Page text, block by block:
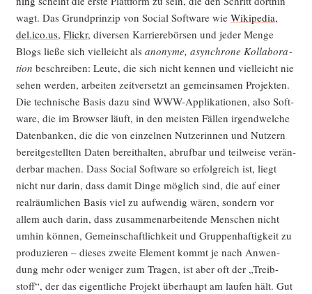
wagt. Das Grund­prin­zip von Social Soft­ware wie Wiki­pe­dia,
del.ico.us, Flickr, diver­sen Kar­rie­re­bör­sen und jeder Men­ge
Blogs lie­ße sich viel­leicht als anony­me, asyn­chro­ne Kol­la­bo­ra­
ti­on beschrei­ben: Leu­te, die sich nicht ken­nen und viel­leicht nie
sehen wer­den, arbei­ten zeit­ver­setzt an gemein­sa­men Pro­jek­ten.
Die tech­ni­sche Basis dazu sind WWW-Appli­ka­tio­nen, also Soft­
ware, die im Brow­ser läuft, in den meis­ten Fäl­len irgend­wel­che
Daten­ban­ken, die die von ein­zel­nen Nut­ze­rin­nen und Nut­zern
bereit­ge­stell­ten Daten bereit­hal­ten, abruf­bar und teil­wei­se ver­än­
der­bar machen. Dass Social Soft­ware so erfolg­reich ist, liegt
nicht nur dar­in, dass damit Din­ge mög­lich sind, die auf einer
real­räum­li­chen Basis viel zu auf­wen­dig wären, son­dern vor
allem auch dar­in, dass zusam­men­ar­bei­ten­de Men­schen nicht
umhin kön­nen, Gemein­schaft­lich­keit und Grup­pen­haf­tig­keit zu
pro­du­zie­ren – die­ses zwei­te Ele­ment kommt je nach Anwen­
dung mehr oder weni­ger zum Tra­gen, ist aber oft der „Treib­
stoff“, der das eigent­li­che Pro­jekt über­haupt am lau­fen hält. Gut